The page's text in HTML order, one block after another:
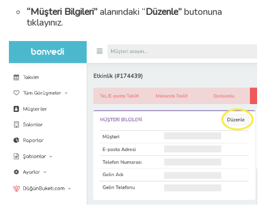
“Müşteri Bilgileri”alanındaki “Düzenle”butonuna
tıklayınız.